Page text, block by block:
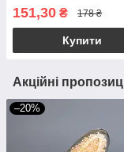
151,30 ₴ 178 ₴
Купити
Акційні
–20%